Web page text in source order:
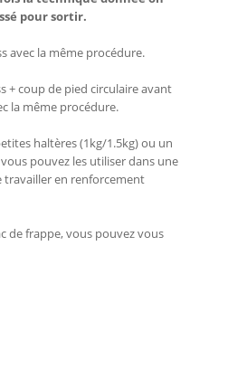
pour sortir.
avec la même procédure.
+ coup de pied circulaire avant
la même procédure.
haltères (1kg/1.5kg) ou un
pouvez les utiliser dans une
travailler en renforcement
de frappe, vous pouvez vous